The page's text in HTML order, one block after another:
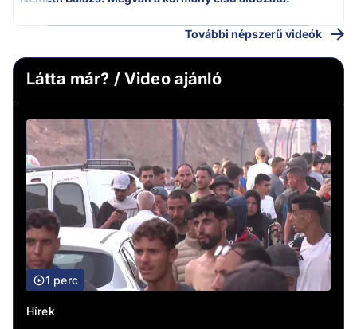
További népszerű videók
Látta már? / Video ajánló
1 perc
Hírek